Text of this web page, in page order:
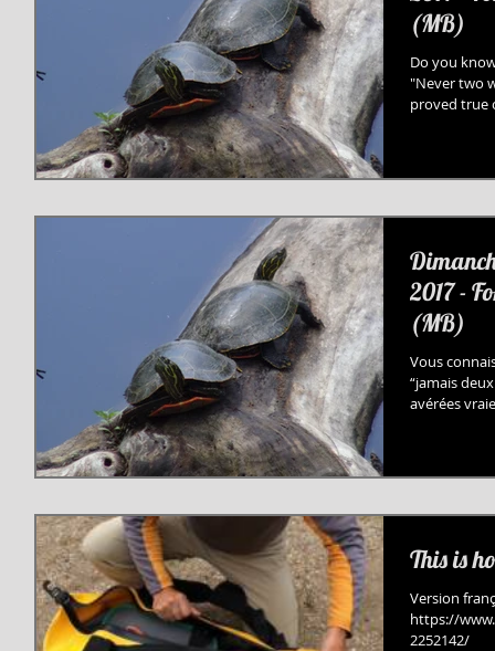
(MB)
Do you
"Never two
proved true
2017 -
(MB)
Vous
“jamais
avérées
This is
Version
https://
2252142/